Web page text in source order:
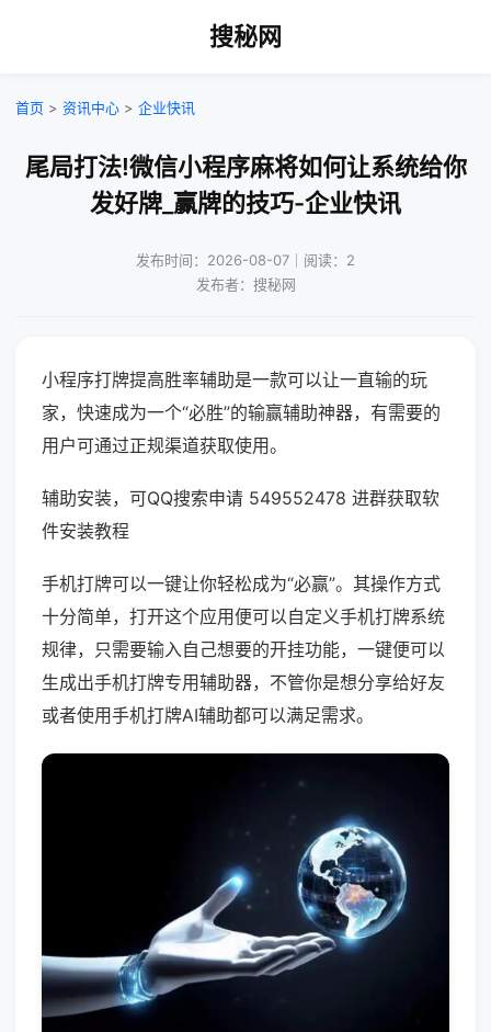
搜秘网
首页 > 资讯中心 > 企业快讯
尾局打法!微信小程序麻将如何让系统给你
发好牌_赢牌的技巧-企业快讯
发布时间：2026-08-07｜阅读：2
发布者：搜秘网
小程序打牌提高胜率辅助是一款可以让一直输的玩
家，快速成为一个“必胜”的输赢辅助神器，有需要的
用户可通过正规渠道获取使用。
辅助安装，可QQ搜索申请 549552478 进群获取软
件安装教程
手机打牌可以一键让你轻松成为“必赢”。其操作方式
十分简单，打开这个应用便可以自定义手机打牌系统
规律，只需要输入自己想要的开挂功能，一键便可以
生成出手机打牌专用辅助器，不管你是想分享给好友
或者使用手机打牌AI辅助都可以满足需求。